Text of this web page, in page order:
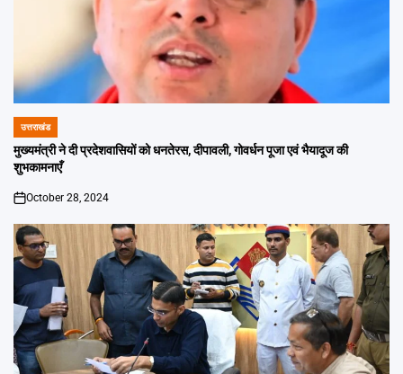
POSTED
IN
उत्तराखंड
मुख्यमंत्री ने दी प्रदेशवासियों को धनतेरस, दीपावली, गोवर्धन पूजा एवं भैयादूज की
शुभकामनाएँ
on
October 28, 2024